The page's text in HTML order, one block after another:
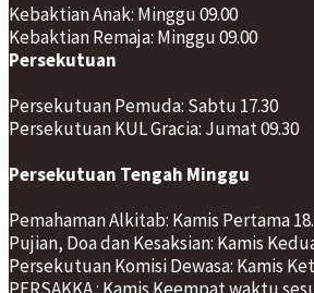
Kebaktian Anak: Minggu 09.00
Kebaktian Remaja: Minggu 09.00
Persekutuan
Persekutuan Pemuda: Sabtu 17.30
Persekutuan KUL Gracia: Jumat 09.30
Persekutuan Tengah Minggu
Pemahaman Alkitab: Kamis Pertama
Pujian, Doa dan Kesaksian: Kamis
Persekutuan Komisi Dewasa: Kamis